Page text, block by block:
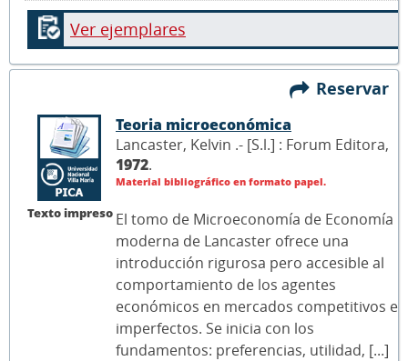
Ver ejemplares
Reservar
Texto impreso
Teoria microeconómica
Lancaster, Kelvin .- [S.l.] : Forum Editora,
1972.
Material bibliográfico en formato papel.
El tomo de Microeconomía de Economía
moderna de Lancaster ofrece una
introducción rigurosa pero accesible al
comportamiento de los agentes
económicos en mercados competitivos e
imperfectos. Se inicia con los
fundamentos: preferencias, utilidad, [...]